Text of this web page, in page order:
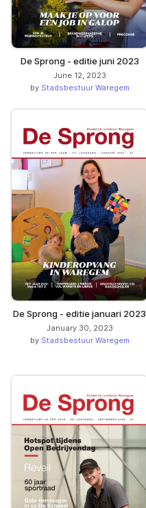
De Sprong - editie juni 2023
June 12, 2023
by Stadsbestuur Waregem
De Sprong - editie januari 2023
January 30, 2023
by Stadsbestuur Waregem